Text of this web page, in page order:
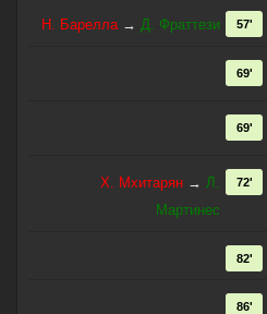
Н. Барелла→ Д. Фраттези 57'
69'
69'
Х. Мхитарян → Л.
Мартинес
72'
82'
86'